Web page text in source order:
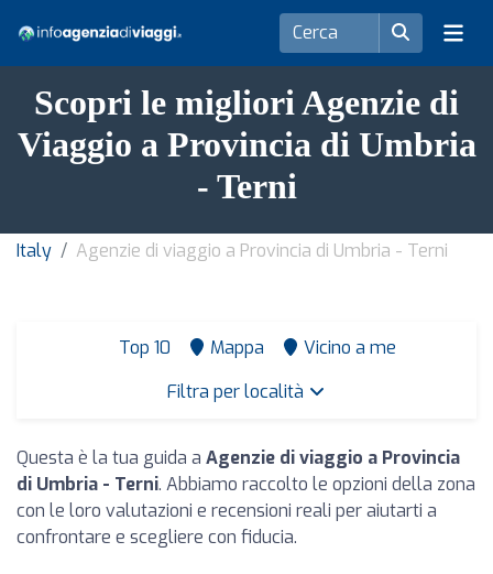
Scopri le migliori Agenzie di
Viaggio a Provincia di Umbria
- Terni
Italy Agenzie di viaggio a Provincia di Umbria - Terni
Top 10 Mappa
Vicino a me
Filtra per località
Questa è la tua guida a Agenzie di viaggio a Provincia
di Umbria - Terni. Abbiamo raccolto le opzioni della zona
con le loro valutazioni e recensioni reali per aiutarti a
confrontare e scegliere con fiducia.